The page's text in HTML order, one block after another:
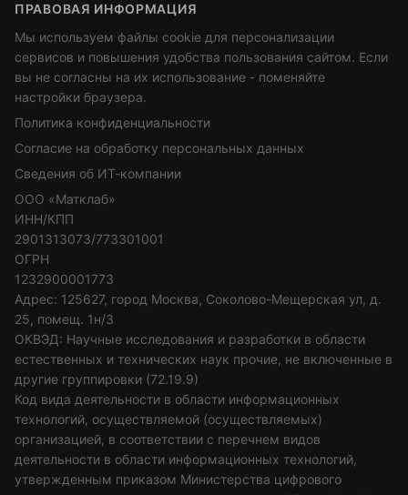
ПРАВОВАЯ ИНФОРМАЦИЯ
Мы используем файлы cookie для персонализации
сервисов и повышения удобства пользования сайтом. Если
вы не согласны на их использование - поменяйте
настройки браузера.
Политика конфиденциальности
Согласие на обработку персональных данных
Сведения об ИТ-компании
ООО «Матклаб»
ИНН/КПП
2901313073/773301001
ОГРН
1232900001773
Адрес: 125627, город Москва, Соколово-Мещерская ул, д.
25, помещ. 1н/3
ОКВЭД: Научные исследования и разработки в области
естественных и технических наук прочие, не включенные в
другие группировки (72.19.9)
Код вида деятельности в области информационных
технологий, осуществляемой (осуществляемых)
организацией, в соответствии с перечнем видов
деятельности в области информационных технологий,
утвержденным приказом Министерства цифрового